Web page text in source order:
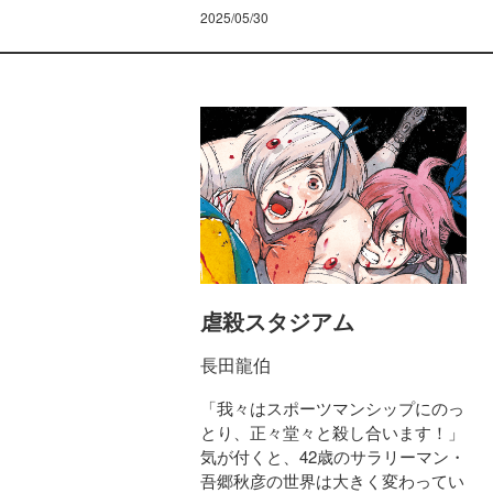
2025/05/30
虐殺スタジアム
長田龍伯
「我々はスポーツマンシップにのっ
とり、正々堂々と殺し合います！」
気が付くと、42歳のサラリーマン・
吾郷秋彦の世界は大きく変わってい